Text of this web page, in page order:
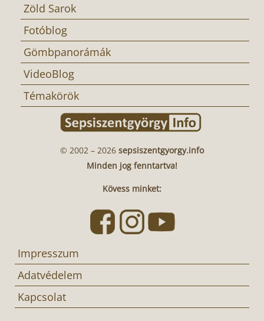
Zöld Sarok
Fotóblog
Gömbpanorámák
VideoBlog
Témakörök
© 2002 – 2026 sepsiszentgyorgy.info
Minden jog fenntartva!
Kövess minket:
Impresszum
Adatvédelem
Kapcsolat